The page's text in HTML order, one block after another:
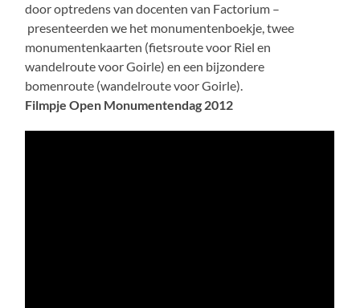
door optredens van docenten van Factorium –
presenteerden we het monumentenboekje, twee
monumentenkaarten (fietsroute voor Riel en
wandelroute voor Goirle) en een bijzondere
bomenroute (wandelroute voor Goirle).
Filmpje Open Monumentendag 2012